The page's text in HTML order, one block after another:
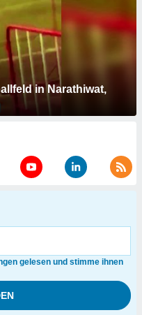
in Narathiwat,
gelesen und stimme ihnen